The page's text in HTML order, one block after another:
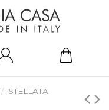
STELLATA